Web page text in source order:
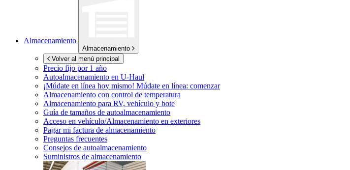
Almacenamiento
Almacenamiento
Volver al menú principal
Precio fijo por 1 año
Autoalmacenamiento en U-Haul
¡Múdate en línea hoy mismo! Múdate en línea: comenzar
Almacenamiento con control de temperatura
Almacenamiento para RV, vehículo y bote
Guía de tamaños de autoalmacenamiento
Acceso en vehículo/Almacenamiento en exteriores
Pagar mi factura de almacenamiento
Preguntas frecuentes
Consejos de autoalmacenamiento
Suministros de almacenamiento